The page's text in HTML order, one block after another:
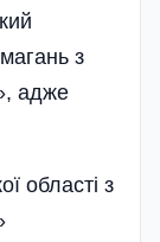
з
адже
області з